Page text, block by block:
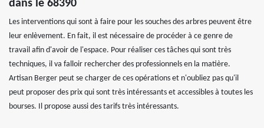
dans le 68390
Les interventions qui sont à faire pour les souches des arbres peuvent être
leur enlèvement. En fait, il est nécessaire de procéder à ce genre de
travail afin d'avoir de l'espace. Pour réaliser ces tâches qui sont très
techniques, il va falloir rechercher des professionnels en la matière.
Artisan Berger peut se charger de ces opérations et n'oubliez pas qu'il
peut proposer des prix qui sont très intéressants et accessibles à toutes les
bourses. Il propose aussi des tarifs très intéressants.